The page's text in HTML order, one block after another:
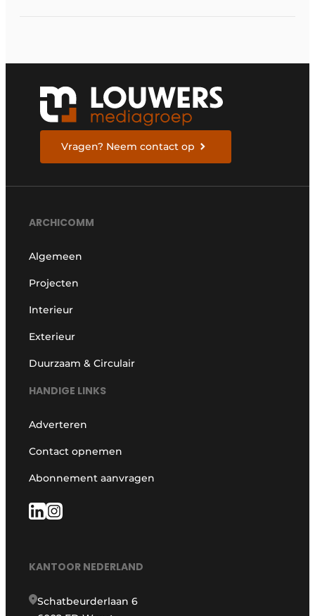
Vragen? Neem contact op
ARCHICOMM
Algemeen
Projecten
Interieur
Exterieur
Duurzaam & Circulair
HANDIGE LINKS
Adverteren
Contact opnemen
Abonnement aanvragen
KANTOOR NEDERLAND
Schatbeurderlaan 6